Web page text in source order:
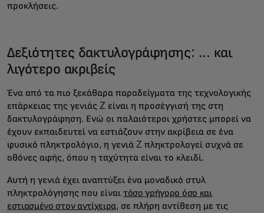
προκλήσεις.
Δεξιότητες δακτυλογράφησης: ... και
λιγότερο ακριβείς
Ένα από τα πιο ξεκάθαρα παραδείγματα της τεχνολογικής
επάρκειας της γενιάς Z είναι η προσέγγισή της στη
δακτυλογράφηση. Ενώ οι παλαιότεροι χρήστες μπορεί να
έχουν εκπαιδευτεί να εστιάζουν στην ακρίβεια σε ένα
φυσικό πληκτρολόγιο, η γενιά Z πληκτρολογεί συχνά σε
οθόνες αφής, όπου η ταχύτητα είναι το κλειδί.
Αυτή η γενιά έχει αναπτύξει ένα μοναδικό στυλ
πληκτρολόγησης που είναι τόσο γρήγορο όσο και
εστιασμένο στον αντίχειρα, σε πλήρη αντίθεση με τις